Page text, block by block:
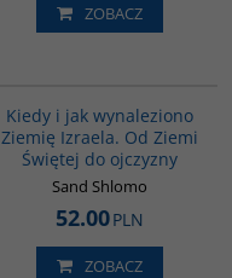
ZOBACZ
Kiedy i jak wynaleziono
Ziemię Izraela. Od Ziemi
Świętej do ojczyzny
Sand Shlomo
52.00PLN
ZOBACZ